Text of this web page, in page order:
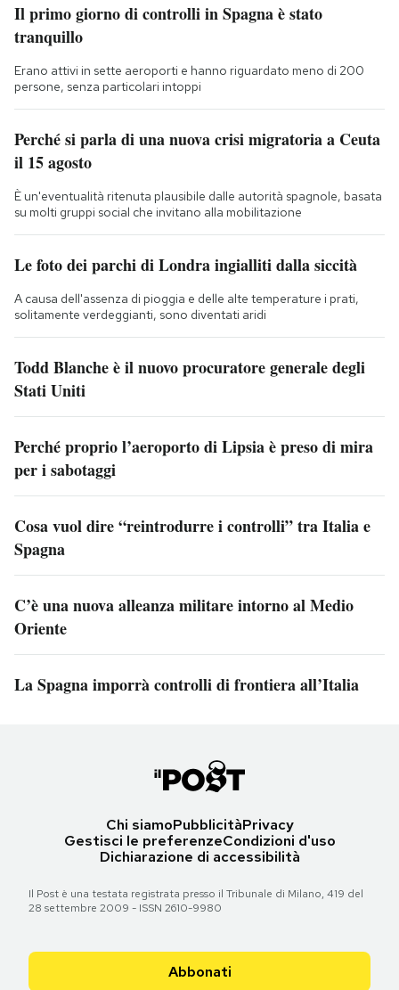
Il primo giorno di controlli in Spagna è stato
tranquillo
Erano attivi in sette aeroporti e hanno riguardato meno di 200
persone, senza particolari intoppi
Perché si parla di una nuova crisi migratoria a Ceuta
il 15 agosto
È un'eventualità ritenuta plausibile dalle autorità spagnole, basata
su molti gruppi social che invitano alla mobilitazione
Le foto dei parchi di Londra ingialliti dalla siccità
A causa dell'assenza di pioggia e delle alte temperature i prati,
solitamente verdeggianti, sono diventati aridi
Todd Blanche è il nuovo procuratore generale degli
Stati Uniti
Perché proprio l’aeroporto di Lipsia è preso di mira
per i sabotaggi
Cosa vuol dire “reintrodurre i controlli” tra Italia e
Spagna
C’è una nuova alleanza militare intorno al Medio
Oriente
La Spagna imporrà controlli di frontiera all’Italia
Chi siamoPubblicitàPrivacy
Gestisci le preferenzeCondizioni d'uso
Dichiarazione di accessibilità
Il Post è una testata registrata presso il Tribunale di Milano, 419 del
28 settembre 2009 - ISSN 2610-9980
Abbonati